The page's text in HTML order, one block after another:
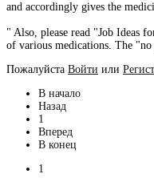
and accordingly gives the
" Also, please read "Job Ideas
of various medications. The
Пожалуйста Войти или
В начало
Назад
1
Вперед
В конец
1